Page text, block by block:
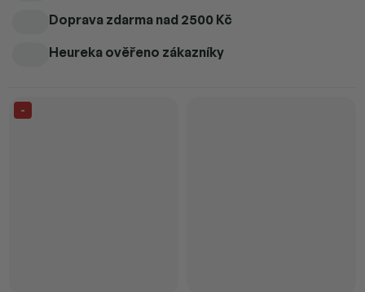
Doprava zdarma nad 2500 Kč
Heureka ověřeno zákazníky
-